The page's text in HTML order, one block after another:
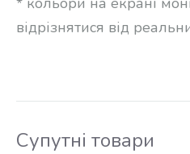
відрізнятися від
Супутні товари